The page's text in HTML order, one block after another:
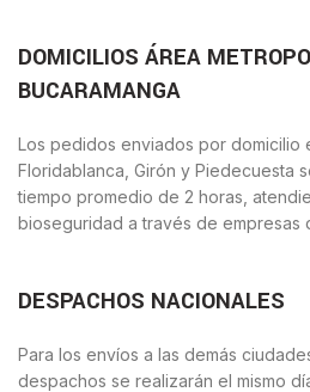
DOMICILIOS ÁREA
BUCARAMANGA
Los pedidos enviados por domicilio
Floridablanca, Girón y Piedecuesta
tiempo promedio de 2 horas,
bioseguridad a través de empresas
DESPACHOS NACIONALES
Para los envíos a las demás
despachos se realizarán el mismo